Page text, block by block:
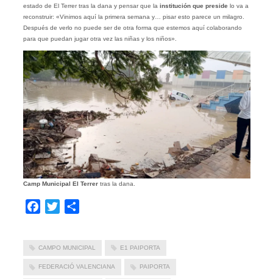
estado de El Terrer tras la dana y pensar que la institución que presidelo va a
reconstruir: «Vinimos aquí la primera semana y… pisar esto parece un milagro.
Después de verlo no puede ser de otra forma que estemos aquí colaborando
para que puedan jugar otra vez las niñas y los niños».
Camp Municipal El Terrertras la dana.
Facebook
Twitter
CAMPO MUNICIPAL E1 PAIPORTA
FEDERACIÓ VALENCIANA PAIPORTA